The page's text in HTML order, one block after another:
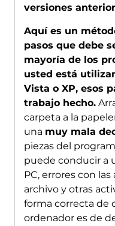
versiones
Aquí es un
pasos que debe
mayoría de los
usted está
Vista o XP, esos
trabajo hecho.
carpeta a la
una muy mala
piezas del
puede conducir a
PC, errores con
archivo y otras
forma correcta de
ordenador es de